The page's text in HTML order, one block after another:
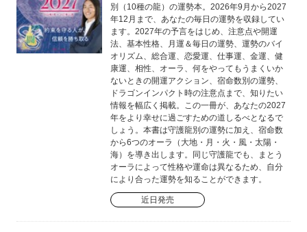
別（10種の龍）の運勢本。2026年9月から2027
年12月まで、あなたの毎日の運勢を収録してい
ます。2027年の予言をはじめ、注意点や開運
法、基本性格、月運＆毎日の運勢、運勢のバイ
オリズム、総合運、恋愛運、仕事運、金運、健
康運、相性、オーラ、何をやってもうまくいか
ないときの開運アクション、宿命数別の運勢、
ドラゴンインパクト時の注意点まで、知りたい
情報を幅広く掲載。この一冊が、あなたの2027
年をより幸せに過ごすための道しるべとなるで
しょう。本書は守護龍別の運勢に加え、宿命数
から6つのオーラ（大地・月・火・風・太陽・
海）を導き出します。同じ守護龍でも、まとう
オーラによって性格や運命は異なるため、自分
により合った運勢を知ることができます。
近日発売